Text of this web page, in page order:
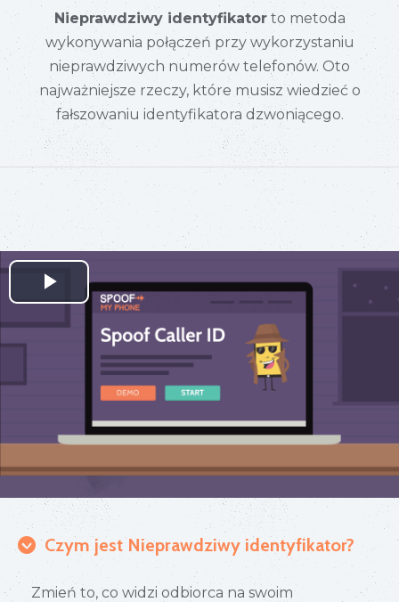
Nieprawdziwy identyfikatorto metoda
wykonywania połączeń przy wykorzystaniu
nieprawdziwych numerów telefonów. Oto
najważniejsze rzeczy, które musisz wiedzieć o
fałszowaniu identyfikatora dzwoniącego.
Play
Video
Czym jest Nieprawdziwy identyfikator?
Zmień to, co widzi odbiorca na swoim